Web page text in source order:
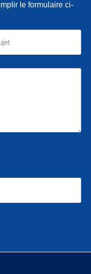
le formulaire ci-